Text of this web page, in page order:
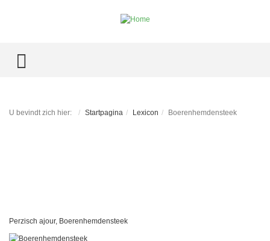
TOGGLE MENU
U bevindt zich hier: Startpagina Lexicon Boerenhemdensteek
Perzisch ajour, Boerenhemdensteek